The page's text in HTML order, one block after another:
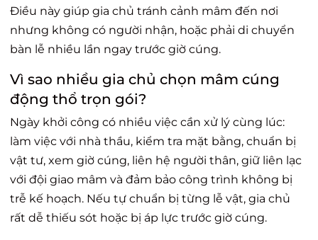
Điều này giúp gia chủ tránh cảnh mâm đến nơi
nhưng không có người nhận, hoặc phải di chuyển
bàn lễ nhiều lần ngay trước giờ cúng.
Vì sao nhiều gia chủ chọn mâm cúng
động thổ trọn gói?
Ngày khởi công có nhiều việc cần xử lý cùng lúc:
làm việc với nhà thầu, kiểm tra mặt bằng, chuẩn bị
vật tư, xem giờ cúng, liên hệ người thân, giữ liên lạc
với đội giao mâm và đảm bảo công trình không bị
trễ kế hoạch. Nếu tự chuẩn bị từng lễ vật, gia chủ
rất dễ thiếu sót hoặc bị áp lực trước giờ cúng.